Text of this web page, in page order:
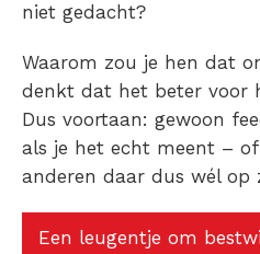
niet gedacht?
Waarom zou je hen dat
denkt dat het beter voor
Dus voortaan: gewoon
als je het echt meent – of
anderen daar dus wél op
Een leugentje om